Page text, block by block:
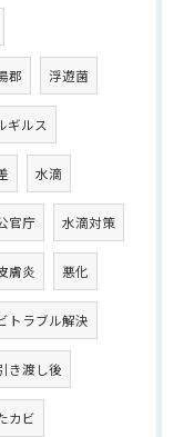
郡 浮遊菌
ギルス
水滴
官庁 水滴対策
膚炎 悪化
トラブル解決
き渡し後
カビ